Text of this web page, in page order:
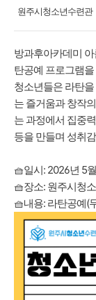
원주시청소년수련관
방과후아카데미
탄공예 프로그램
청소년들은 라탄
는 즐거움과 창작
는 과정에서 집중
등을 만들며 성취
🧺일시: 2026년 5
🧺장소: 원주시청
🧺내용: 라탄공예(